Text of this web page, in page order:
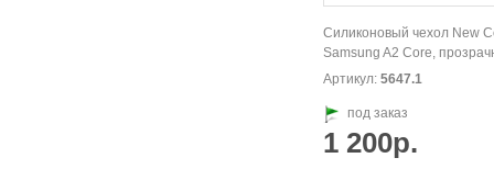
Силиконовый чехол New
Samsung A2 Core,
Артикул: 5647.1
под заказ
1 200р.